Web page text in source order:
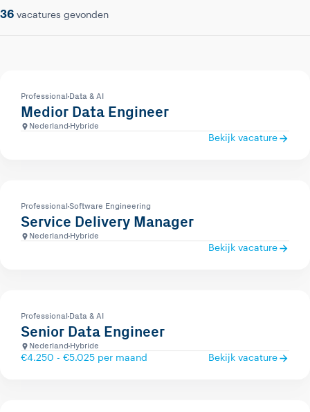
36 vacatures gevonden
Professional Data & AI
Medior Data Engineer
Nederland Hybride
Bekijk vacature
Professional Software Engineering
Service Delivery Manager
Nederland Hybride
Bekijk vacature
Professional Data & AI
Senior Data Engineer
Nederland Hybride
€4.250 - €5.025 per maand Bekijk vacature